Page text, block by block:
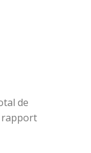
de
rapport